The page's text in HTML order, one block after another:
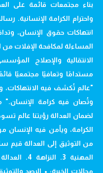
بناء مجتمعات قائمة على
واحترام الكرامة الإنسانية.
انتهاكات حقوق الإنسان،
المساءلة لمكافحة الإفلات من
الانتقالية والإصلاح
مستدامًا وتعافيًا مجتمعيًا
"عالم تُكشف فيه الانتهاكات،
وتُصان فيه كرامة الإنسان."
لضمان العدالة رؤيتنا عالم
الكرامة، ويأمن فيه الإنسان
مجالات الخبرة: • الرصد